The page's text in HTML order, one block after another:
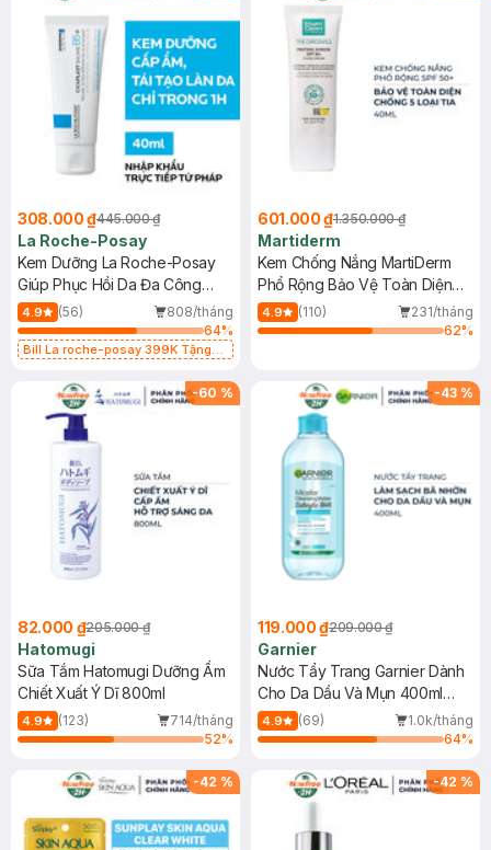
308.000 ₫445.000 ₫
La Roche-Posay
Kem Dưỡng La Roche-Posay
Giúp Phục Hồi Da Đa Công
Dụng 40ml
4.9 (56)
808/tháng
64%
Bill La roche-posay 399K Tặng
(SL có hạn)
601.000 ₫1.350.000 ₫
Martiderm
Kem Chống Nắng MartiDerm
Phổ Rộng Bảo Vệ Toàn Diện
40ml
4.9 (110)
231/tháng
62%
-60 %
82.000 ₫205.000 ₫
Hatomugi
Sữa Tắm Hatomugi Dưỡng Ẩm
Chiết Xuất Ý Dĩ 800ml
4.9 (123)
714/tháng
52%
-43 %
119.000 ₫209.000 ₫
Garnier
Nước Tẩy Trang Garnier Dành
Cho Da Dầu Và Mụn 400ml
(Mới)
4.9 (69)
1.0k/tháng
64%
-42 % -42 %